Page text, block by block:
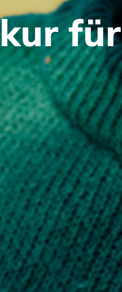
für